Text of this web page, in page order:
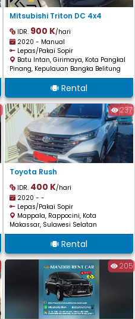
Mitsubishi Triton DC 4x4
IDR. 900 K/hari
2020 - Manual
Lepas/Pakai Sopir
Batu Intan, Girimaya, Kota Pangkal
Pinang, Kepulauan Bangka Belitung
Rental
237
Toyota Rush
IDR. 400 K/hari
2020 - -
Lepas/Pakai Sopir
Mappala, Rappocini, Kota
Makassar, Sulawesi Selatan
Rental
205